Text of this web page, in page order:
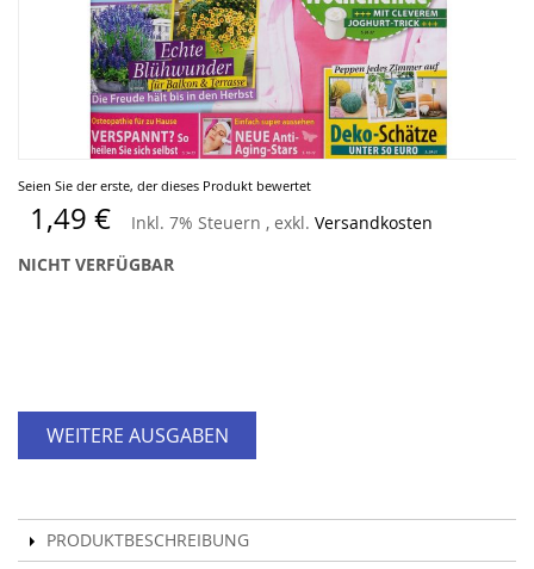
Seien Sie der erste, der dieses Produkt bewertet
1,49 € Inkl. 7% Steuern , exkl. Versandkosten
NICHT VERFÜGBAR
WEITERE AUSGABEN
PRODUKTBESCHREIBUNG
Zum
Anfang
der
Bildergalerie
springen